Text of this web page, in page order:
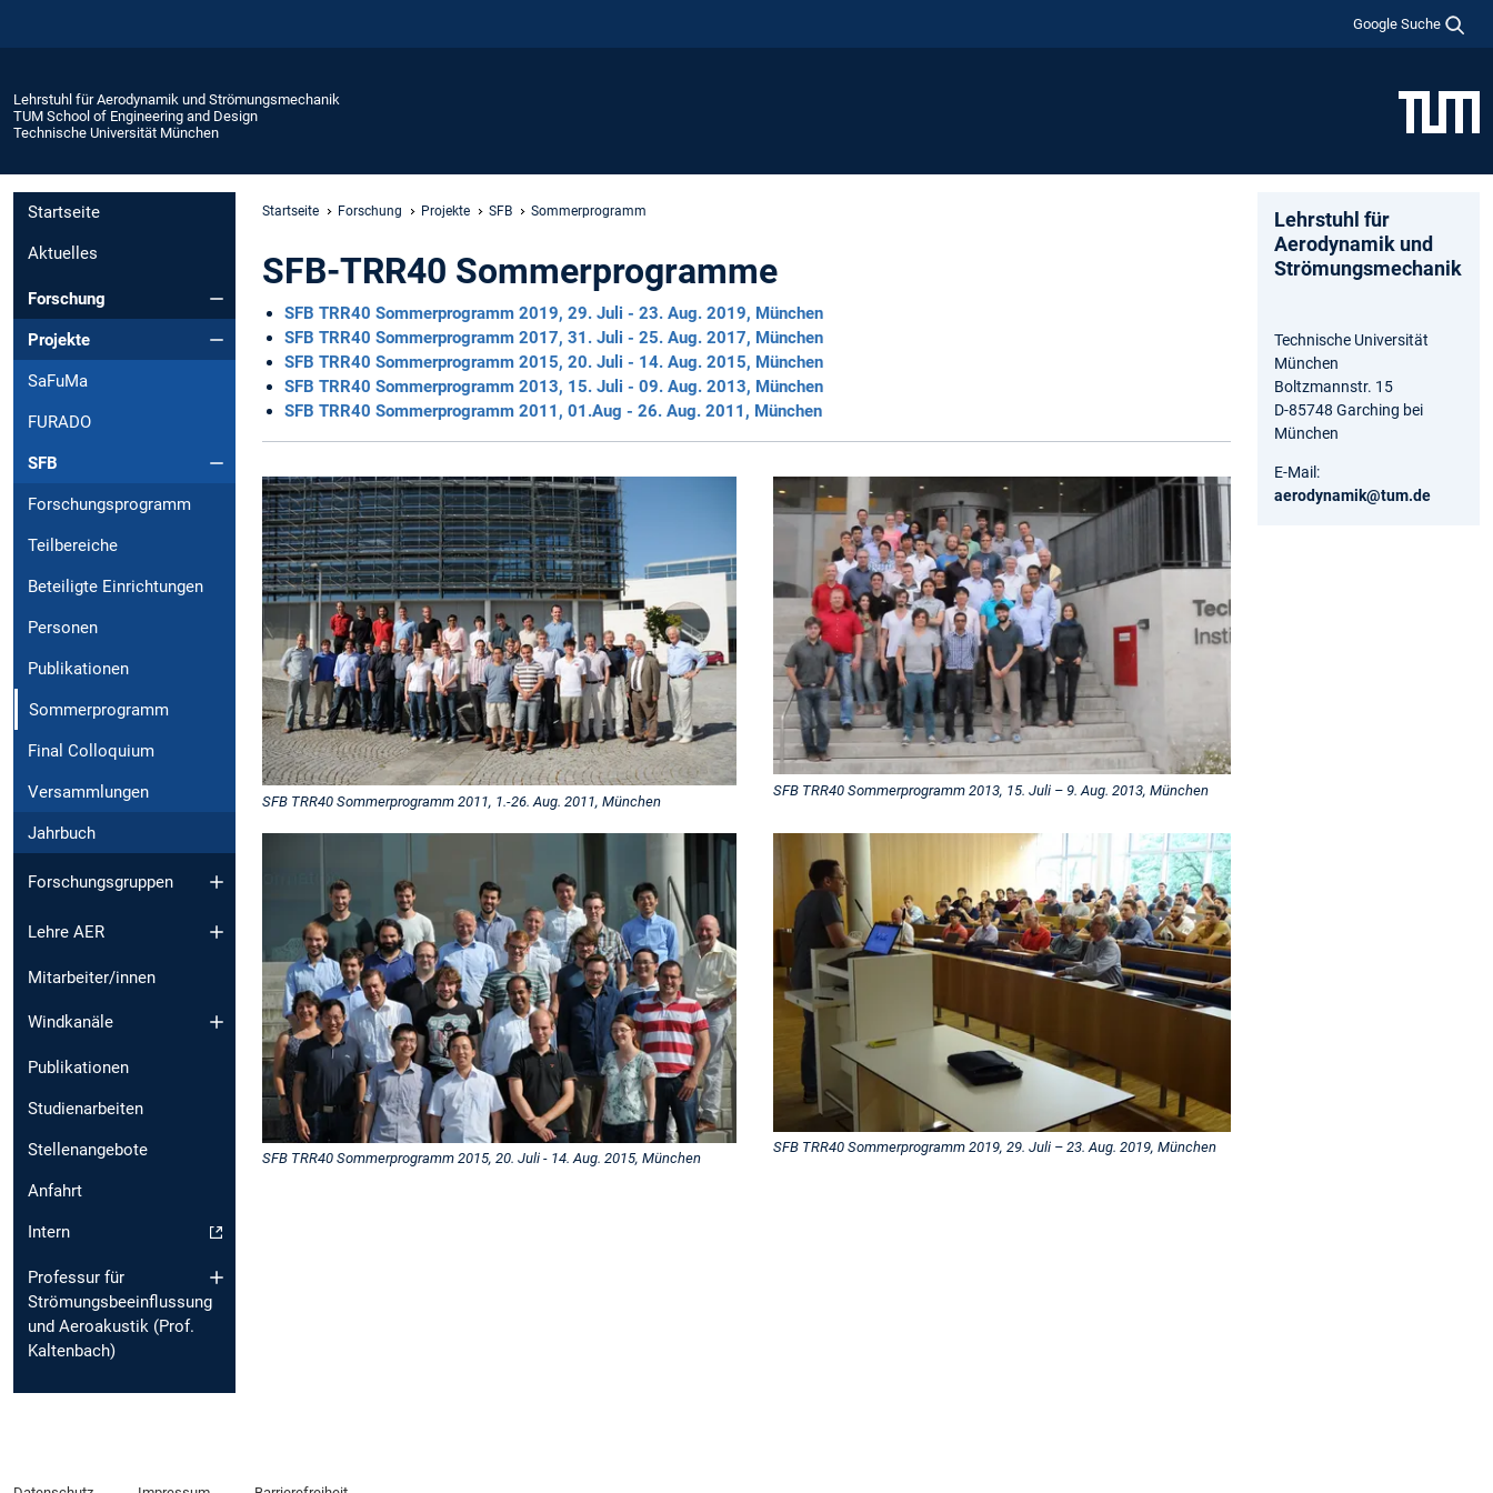
Google Suche
Lehrstuhl für Aerodynamik und Strömungsmechanik
TUM School of Engineering and Design
Technische Universität München
Startseite
Aktuelles
Forschung
Projekte
SaFuMa
FURADO
SFB
Forschungsprogramm
Teilbereiche
Beteiligte Einrichtungen
Personen
Publikationen
Sommerprogramm
Final Colloquium
Versammlungen
Jahrbuch
Forschungsgruppen
Lehre AER
Mitarbeiter/innen
Windkanäle
Publikationen
Studienarbeiten
Stellenangebote
Anfahrt
Intern
Professur für
Strömungsbeeinflussung
und Aeroakustik (Prof.
Kaltenbach)
Startseite Forschung Projekte SFB Sommerprogramm
SFB-TRR40 Sommerprogramme
SFB TRR40 Sommerprogramm 2019, 29. Juli - 23. Aug. 2019, München
SFB TRR40 Sommerprogramm 2017, 31. Juli - 25. Aug. 2017, München
SFB TRR40 Sommerprogramm 2015, 20. Juli - 14. Aug. 2015, München
SFB TRR40 Sommerprogramm 2013, 15. Juli - 09. Aug. 2013, München
SFB TRR40 Sommerprogramm 2011 , 01.Aug - 26. Aug. 2011, München
SFB TRR40 Sommerprogramm 2011, 1.-26. Aug. 2011, München
SFB TRR40 Sommerprogramm 2013, 15. Juli – 9. Aug. 2013, München
SFB TRR40 Sommerprogramm 2015, 20. Juli - 14. Aug. 2015, München
SFB TRR40 Sommerprogramm 2019, 29. Juli – 23. Aug. 2019, München
Lehrstuhl für
Aerodynamik und
Strömungsmechanik
Technische Universität
München
Boltzmannstr. 15
D-85748 Garching bei
München
E-Mail:
aerodynamik@tum.de